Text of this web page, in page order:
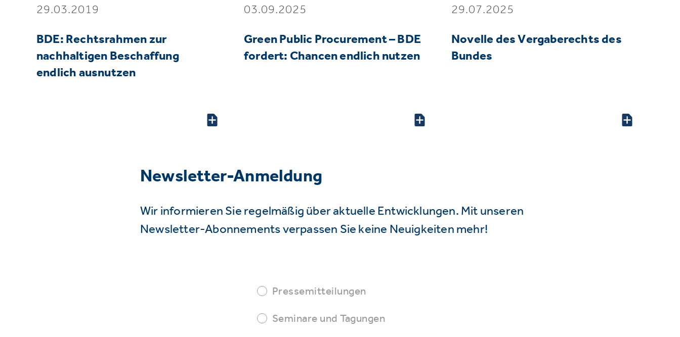
29.03.2019
BDE: Rechtsrahmen zur
nachhaltigen Beschaffung
endlich ausnutzen
03.09.2025
Green Public Procurement – BDE
fordert: Chancen endlich nutzen
29.07.2025
Novelle des Vergaberechts des
Bundes
Newsletter-Anmeldung
Wir informieren Sie regelmäßig über aktuelle Entwicklungen. Mit unseren
Newsletter-Abonnements verpassen Sie keine Neuigkeiten mehr!
Pressemitteilungen
Seminare und Tagungen